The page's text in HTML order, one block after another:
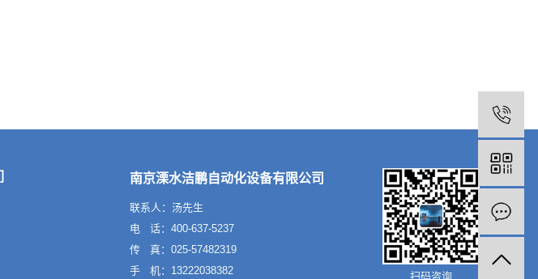
南京溧水洁鹏自动化设备有限公司
联系人：汤先生
电 话：400-637-5237
传 真：025-57482319
手 机：13222038382
扫码咨询